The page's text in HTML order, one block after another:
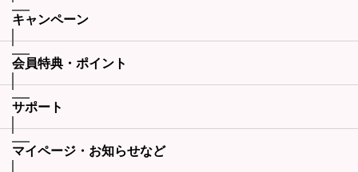
キャンペーン
会員特典・ポイント
サポート
マイページ・お知らせなど